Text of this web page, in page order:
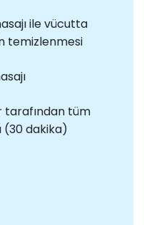
ile vücutta
temizlenmesi
tarafından tüm
(30 dakika)